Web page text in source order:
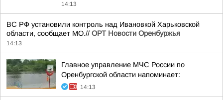
14:13
ВС РФ установили контроль над Ивановкой Харьковской
области, сообщает МО.// ОРТ Новости Оренбуржья
14:13
Главное управление МЧС России по
Оренбургской области напоминает:
14:13